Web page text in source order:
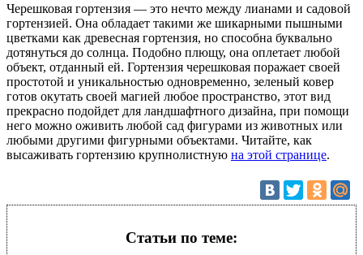
Черешковая гортензия — это нечто между лианами и садовой
гортензией. Она обладает такими же шикарными пышными
цветками как древесная гортензия, но способна буквально
дотянуться до солнца. Подобно плющу, она оплетает любой
объект, отданный ей. Гортензия черешковая поражает своей
простотой и уникальностью одновременно, зеленый ковер
готов окутать своей магией любое пространство, этот вид
прекрасно подойдет для ландшафтного дизайна, при помощи
него можно оживить любой сад фигурами из животных или
любыми другими фигурными объектами. Читайте, как
высаживать гортензию крупнолистную на этой странице.
Статьи по теме: